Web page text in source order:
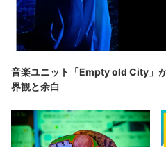
音楽ユニット「Empty old City」
界観と余白